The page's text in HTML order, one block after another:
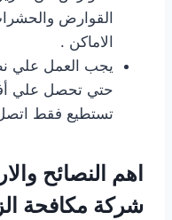
القوارض
الاماكن .
يجب العمل علي
حتي تحصل علي
تستطيع فقط اتصل
اهم النصائح
شركة مكافحة